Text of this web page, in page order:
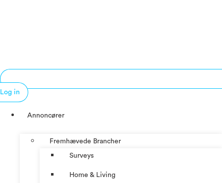
Log in
Annoncører
Fremhævede Brancher
Surveys
Home & Living